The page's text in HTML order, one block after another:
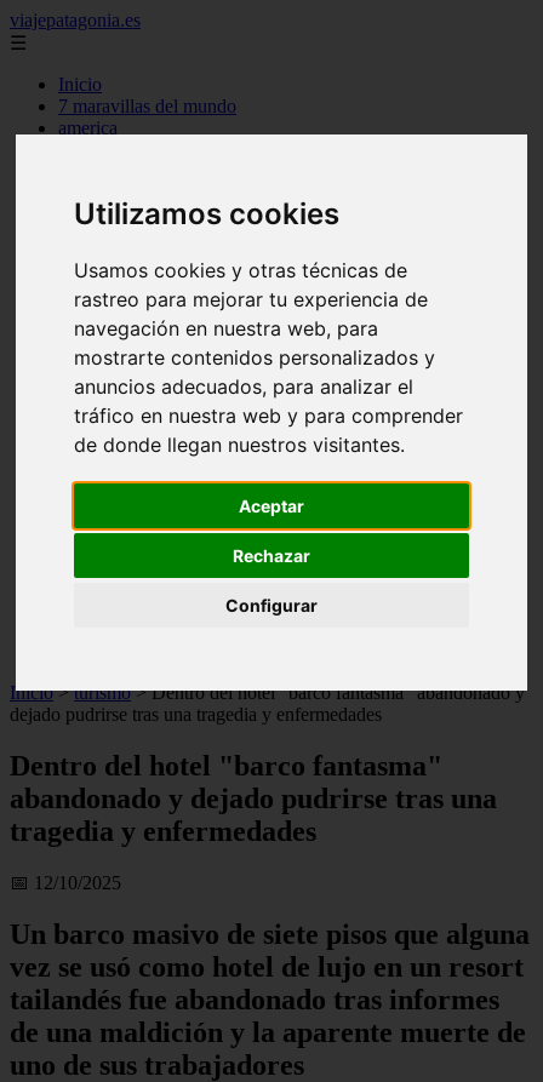
Utilizamos cookies
Usamos cookies y otras técnicas de
rastreo para mejorar tu experiencia de
navegación en nuestra web, para
mostrarte contenidos personalizados y
anuncios adecuados, para analizar el
tráfico en nuestra web y para comprender
de donde llegan nuestros visitantes.
Aceptar
Rechazar
Configurar
viajepatagonia.es
☰
Inicio
7 maravillas del mundo
america
c cordoba
c generalidades del pais
c mendoza
c neuquen
c provincias
c rio negro
c santa fe
c tierra de fuego
c tucuman
c zona austral
carmen
category
lanzarote
Inicio > turismo >Dentro del hotel "barco fantasma" abandonado y
dejado pudrirse tras una tragedia y enfermedades
Dentro del hotel "barco fantasma"
abandonado y dejado pudrirse tras una
tragedia y enfermedades
📅 12/10/2025
Un barco masivo de siete pisos que alguna
vez se usó como hotel de lujo en un resort
tailandés fue abandonado tras informes
de una maldición y la aparente muerte de
uno de sus trabajadores